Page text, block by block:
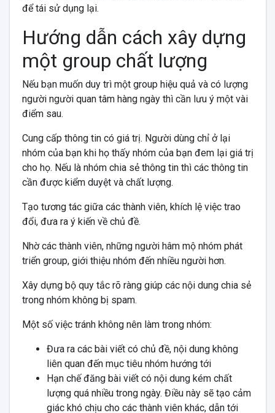
để tái sử dụng lại.
Hướng dẫn cách xây dựng
một group chất lượng
Nếu bạn muốn duy trì một group hiệu quả và có lượng
người người quan tâm hàng ngày thì cần lưu ý một vài
điểm sau.
Cung cấp thông tin có giá trị. Người dùng chỉ ở lại
nhóm của bạn khi họ thấy nhóm của bạn đem lại giá trị
cho họ. Nếu là nhóm chia sẻ thông tin thì các thông tin
cần được kiểm duyệt và chất lượng.
Tạo tương tác giữa các thành viên, khích lệ việc trao
đổi, đưa ra ý kiến về chủ đề.
Nhờ các thành viên, những người hâm mộ nhóm phát
triển group, giới thiệu nhóm đến nhiều người hơn.
Xây dựng bộ quy tắc rõ ràng giúp các nội dung chia sẻ
trong nhóm không bị spam.
Một số việc tránh không nên làm trong nhóm:
Đưa ra các bài viết có chủ đề, nội dung không
liên quan đến mục tiêu nhóm hướng tới
Hạn chế đăng bài viết có nội dung kém chất
lượng quá nhiều trong ngày. Điều này sẽ tạo cảm
giác khó chịu cho các thành viên khác, dẫn tới